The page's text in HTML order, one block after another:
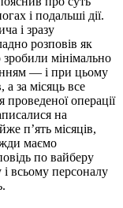
і подальші дії.
і зразу
розповів як
мінімально
— і при цьому
за місяць все
операції
на
п’ять місяців,
маємо
по вайберу
всьому персоналу